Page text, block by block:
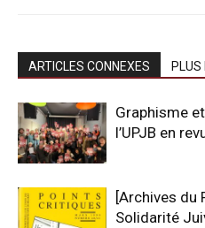
ARTICLES CONNEXES PLUS
Graphisme
l’UPJB en
[Archives du
Solidarité